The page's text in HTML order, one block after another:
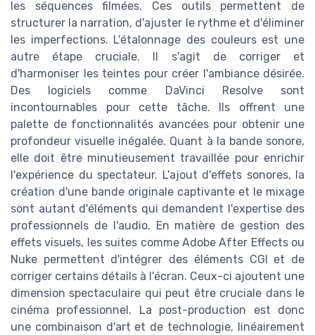
les séquences filmées. Ces outils permettent de
structurer la narration, d'ajuster le rythme et d'éliminer
les imperfections. L'étalonnage des couleurs est une
autre étape cruciale. Il s'agit de corriger et
d'harmoniser les teintes pour créer l'ambiance désirée.
Des logiciels comme DaVinci Resolve sont
incontournables pour cette tâche. Ils offrent une
palette de fonctionnalités avancées pour obtenir une
profondeur visuelle inégalée. Quant à la bande sonore,
elle doit être minutieusement travaillée pour enrichir
l'expérience du spectateur. L'ajout d'effets sonores, la
création d'une bande originale captivante et le mixage
sont autant d'éléments qui demandent l'expertise des
professionnels de l'audio. En matière de gestion des
effets visuels, les suites comme Adobe After Effects ou
Nuke permettent d'intégrer des éléments CGI et de
corriger certains détails à l'écran. Ceux-ci ajoutent une
dimension spectaculaire qui peut être cruciale dans le
cinéma professionnel. La post-production est donc
une combinaison d'art et de technologie, linéairement